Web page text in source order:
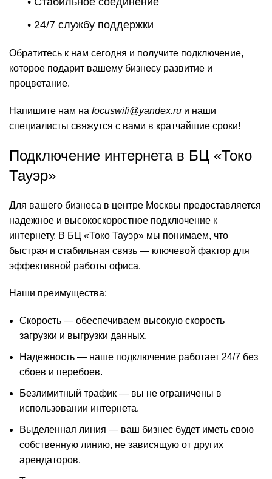
• 24/7 службу поддержки
Обратитесь к нам сегодня и получите подключение,
которое подарит вашему бизнесу развитие и
процветание.
Напишите нам на focuswifi@yandex.ru и наши
специалисты свяжутся с вами в кратчайшие сроки!
Подключение интернета в БЦ «Токо
Тауэр»
Для вашего бизнеса в центре Москвы предоставляется
надежное и высокоскоростное подключение к
интернету. В БЦ «Токо Тауэр» мы понимаем, что
быстрая и стабильная связь — ключевой фактор для
эффективной работы офиса.
Наши преимущества:
Скорость — обеспечиваем высокую скорость
загрузки и выгрузки данных.
Надежность — наше подключение работает 24/7 без
сбоев и перебоев.
Безлимитный трафик — вы не ограничены в
использовании интернета.
Выделенная линия — ваш бизнес будет иметь свою
собственную линию, не зависящую от других
арендаторов.